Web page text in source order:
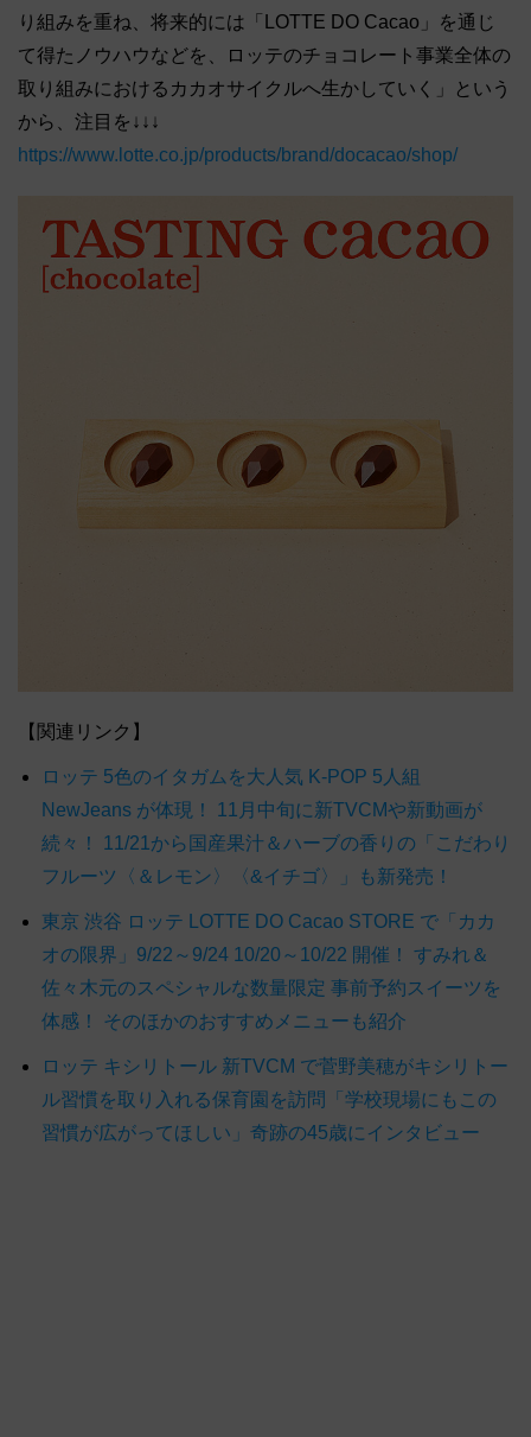
り組みを重ね、将来的には「LOTTE DO Cacao」を通じ
て得たノウハウなどを、ロッテのチョコレート事業全体の
取り組みにおけるカカオサイクルへ生かしていく」という
から、注目を↓↓↓
https://www.lotte.co.jp/products/brand/docacao/shop/
【関連リンク】
ロッテ 5色のイタガムを大人気 K-POP 5人組
NewJeans が体現！ 11月中旬に新TVCMや新動画が
続々！ 11/21から国産果汁＆ハーブの香りの「こだわり
フルーツ〈＆レモン〉〈&イチゴ〉」も新発売！
東京 渋谷 ロッテ LOTTE DO Cacao STORE で「カカ
オの限界」9/22～9/24 10/20～10/22 開催！ すみれ＆
佐々木元のスペシャルな数量限定 事前予約スイーツを
体感！ そのほかのおすすめメニューも紹介
ロッテ キシリトール 新TVCM で菅野美穂がキシリトー
ル習慣を取り入れる保育園を訪問「学校現場にもこの
習慣が広がってほしい」奇跡の45歳にインタビュー